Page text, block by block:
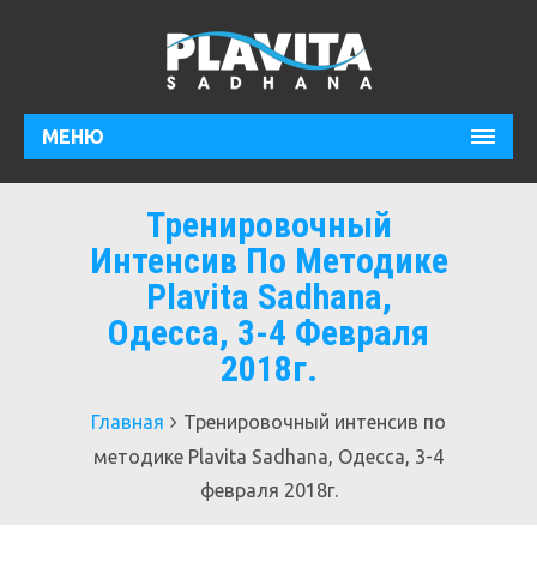
МЕНЮ
Тренировочный
Интенсив По Методике
Plavita Sadhana,
Одесса, 3-4 Февраля
2018г.
Главная
Тренировочный интенсив по
методике Plavita Sadhana, Одесса, 3-4
февраля 2018г.